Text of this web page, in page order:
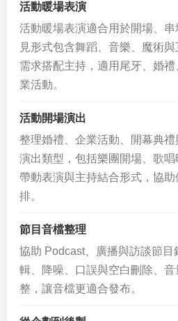
活動暖場表演
活動暖場表演適合用於開場、
見形式包含舞蹈、音樂、魔術
需求搭配主持，適用尾牙、婚
業活動。
活動開場演出
整理婚禮、企業活動、開幕典
演出類型，包括樂團開場、歌
帶動表演與主持結合形式，協
排。
節目音檔整理
協助 Podcast、廣播與訪談節目
輯、降噪、口誤與空白刪除、
整，讓音檔更適合發布。